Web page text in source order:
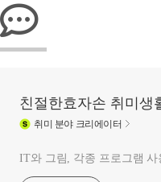
친절한효자손 취미생
취미 분야 크리에이터
IT와 그림, 각종 프로그램